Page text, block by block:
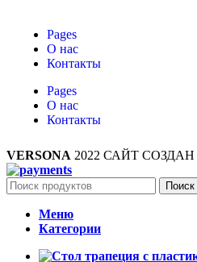
Pages
О нас
Контакты
Pages
О нас
Контакты
VERSONA 2022 САЙТ СОЗДАН
Поиск
Меню
Категории